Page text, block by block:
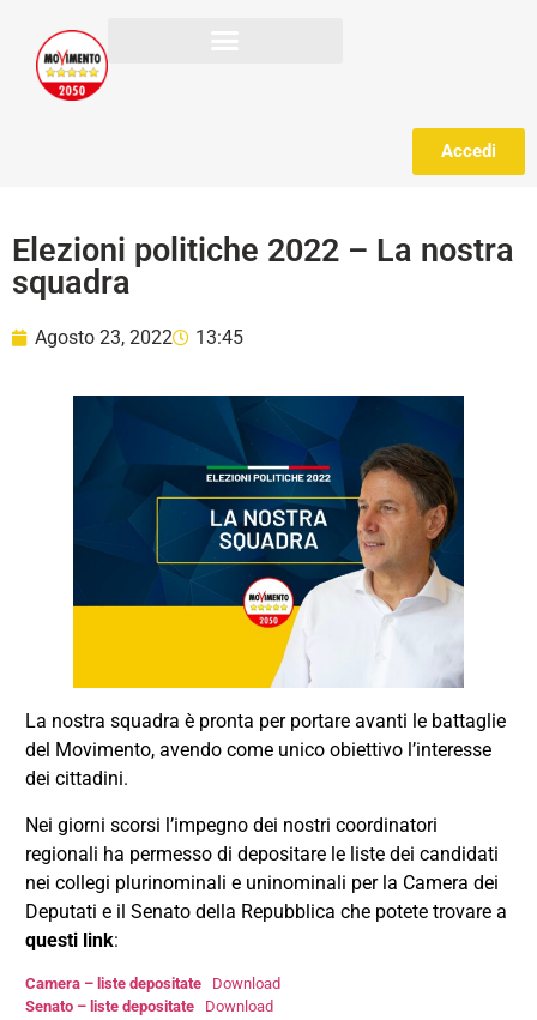
Accedi
Elezioni politiche 2022 – La nostra
squadra
Agosto 23, 2022 13:45
La nostra squadra è pronta per portare avanti le battaglie
del Movimento, avendo come unico obiettivo l’interesse
dei cittadini.
Nei giorni scorsi l’impegno dei nostri coordinatori
regionali ha permesso di depositare le liste dei candidati
nei collegi plurinominali e uninominali per la Camera dei
Deputati e il Senato della Repubblica che potete trovare a
questi link:
Camera – liste depositate
Download
Senato – liste depositate
Download